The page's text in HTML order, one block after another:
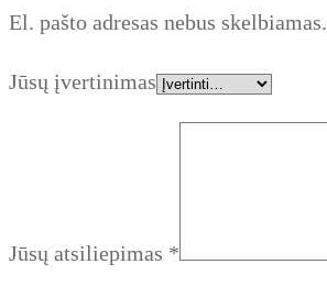
El. pašto adresas nebus skelbiamas.
Jūsų įvertinimas
Jūsų atsiliepimas *